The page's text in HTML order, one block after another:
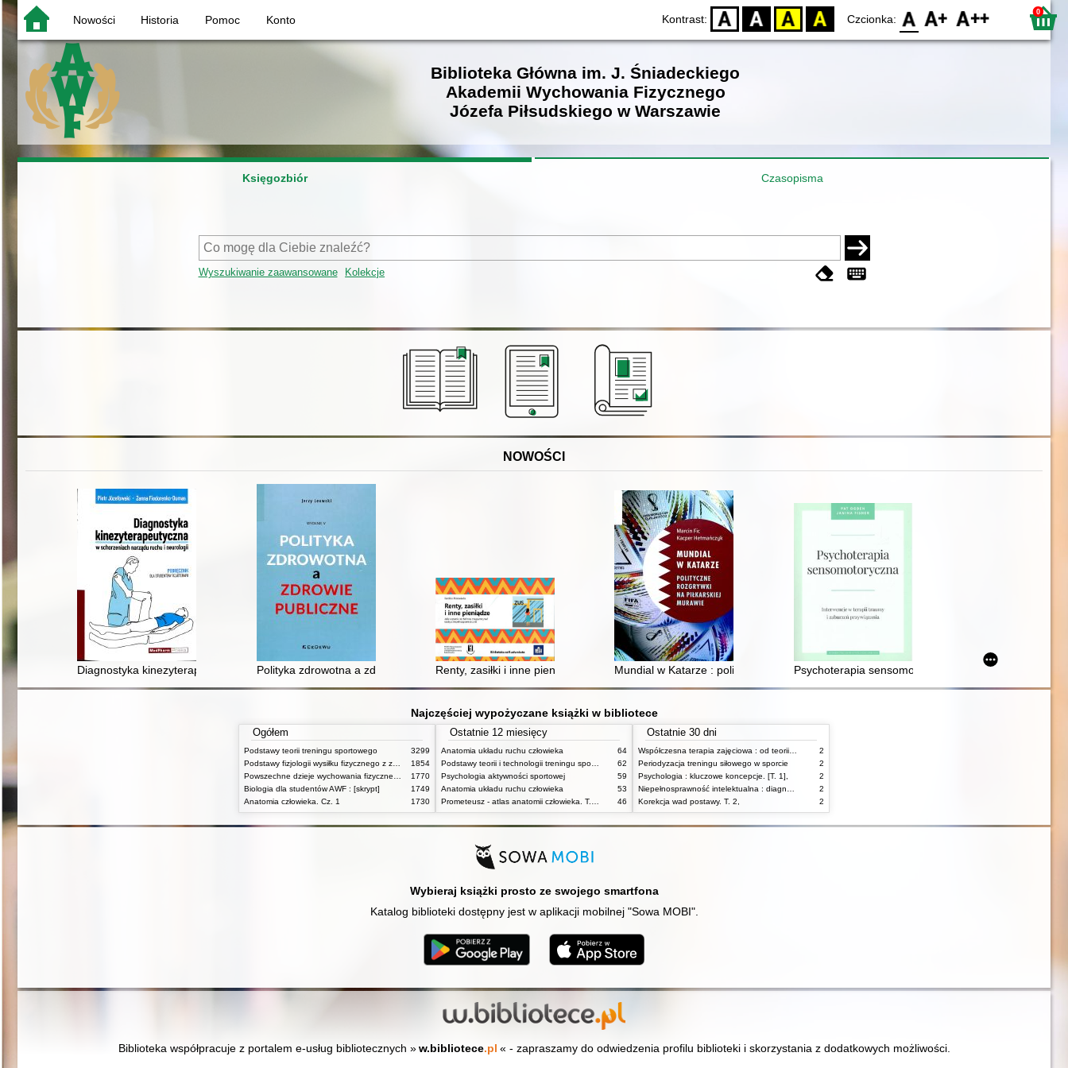
Nowości Historia Pomoc Konto Kontrast: D BW YB BY Czcionka: F0 F1 F2 0
Biblioteka Główna im. J. Śniadeckiego
Akademii Wychowania Fizycznego
Józefa Piłsudskiego w Warszawie
Księgozbiór Czasopisma
Wyszukiwanie zaawansowane Kolekcje
NOWOŚCI
Diagnostyka kinezyterapeutyczna w schorzeniach narządu ruchu i neurologii : podręcznik dla studentów fizjoterapii
Polityka zdrowotna a zdrowie publiczneRenty, zasiłki i inne pieniądze : jakie wsparcie od Państwa mogą otrzymać osoby z niepełnosprawnościami
Mundial w Katarze : polityczne rozgrywki na piłkarskiej murawie
Psychoterapia sensomotoryczna : interwencje w
Najczęściej wypożyczane książki w bibliotece
Ogółem
Podstawy teorii treningu sportowego
3299
1854
1770
Biologia dla studentów AWF : [skrypt]
1749
Anatomia człowieka. Cz. 1
1730
Ostatnie 12 miesięcy
Anatomia układu ruchu człowieka
64
62
Psychologia aktywności sportowej
59
Anatomia układu ruchu człowieka
53
46
Ostatnie 30 dni
2
Periodyzacja treningu siłowego w sporcie
2
Psychologia : kluczowe koncepcje. [T. 1],
2
2
Korekcja wad postawy. T. 2,
2
Wybieraj książki prosto ze swojego smartfona
Katalog biblioteki dostępny jest w aplikacji mobilnej "Sowa MOBI".
Biblioteka współpracuje z portalem e-usług bibliotecznych » w.bibliotece.pl « - zapraszamy do odwiedzenia profilu biblioteki i skorzystania z dodatkowych możliwości.